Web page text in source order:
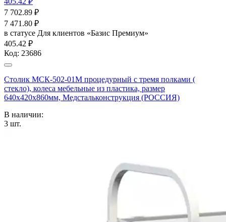
7 702.89 ₽
7 471.80 ₽
в статусе Для клиентов «Базис Премиум»
405.42 ₽
Код: 23686
Столик МСК-502-01М процедурный с тремя полками (
стекло), колеса мебельные из пластика, размер
640х420х860мм, Медстальконструкция (РОССИЯ)
В наличии:
3 шт.